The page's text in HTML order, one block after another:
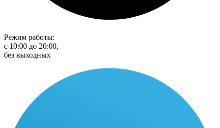
Режим работы:
с 10:00 до 20:00,
без выходных